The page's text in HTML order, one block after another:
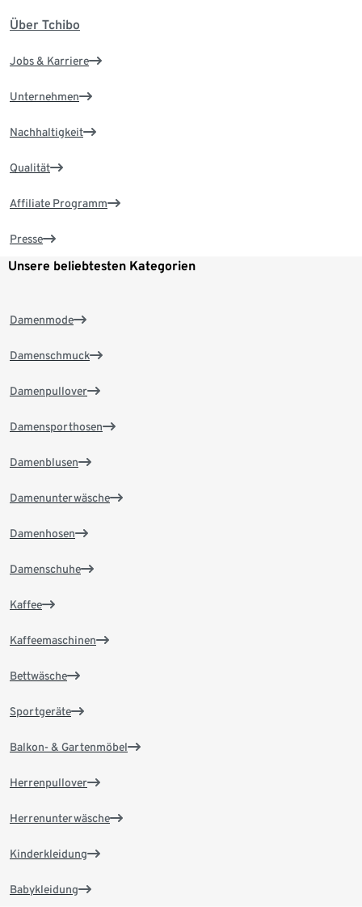
Über Tchibo
Jobs & Karriere
Unternehmen
Nachhaltigkeit
Qualität
Affiliate Programm
Presse
Unsere beliebtesten Kategorien
Damenmode
Damenschmuck
Damenpullover
Damensporthosen
Damenblusen
Damenunterwäsche
Damenhosen
Damenschuhe
Kaffee
Kaffeemaschinen
Bettwäsche
Sportgeräte
Balkon- & Gartenmöbel
Herrenpullover
Herrenunterwäsche
Kinderkleidung
Babykleidung